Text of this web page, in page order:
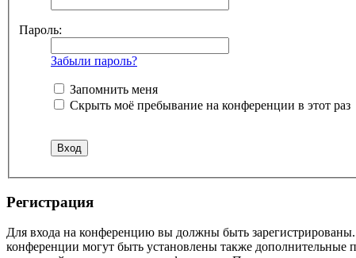
Пароль:
Забыли пароль?
Запомнить меня
Скрыть моё пребывание на конференции в этот раз
Регистрация
Для входа на конференцию вы должны быть
конференции могут быть установлены также дополнительные